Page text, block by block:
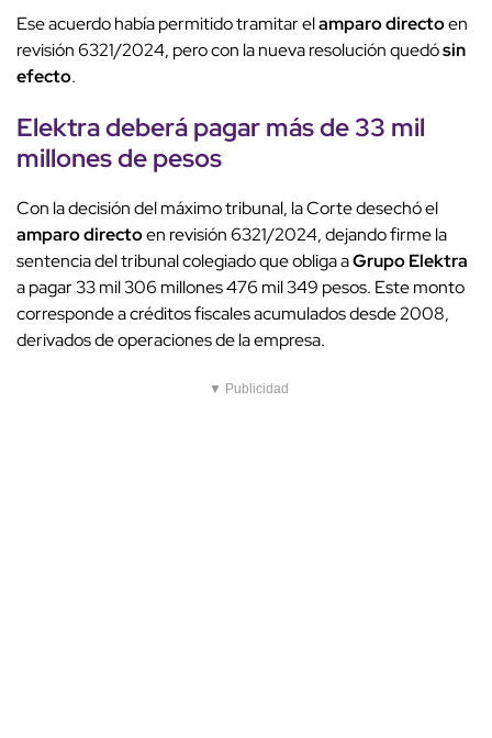
Ese acuerdo había permitido tramitar elamparo directoen
revisión 6321/2024, pero con la nueva resolución quedósin
efecto.
Elektra deberá pagar más de33 mil
millonesde pesos
Con la decisión del máximo tribunal, la Corte desechó el
amparo directoen revisión 6321/2024, dejando firme la
sentencia del tribunal colegiado que obliga aGrupo Elektra
a pagar 33 mil 306 millones 476 mil 349 pesos. Este monto
corresponde a créditos fiscales acumulados desde 2008,
derivados de operaciones de la empresa.
▼ Publicidad